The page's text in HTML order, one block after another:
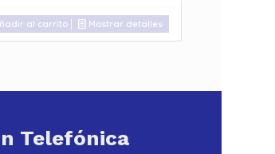
al carrito Mostrar detalles
Telefónica